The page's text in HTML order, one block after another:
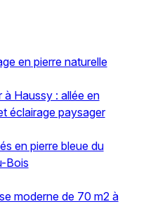
en pierre naturelle
Haussy : allée en
éclairage paysager
en pierre bleue du
Bois
moderne de 70 m2 à